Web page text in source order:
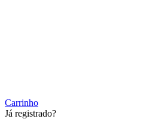
Carrinho
Já registrado?